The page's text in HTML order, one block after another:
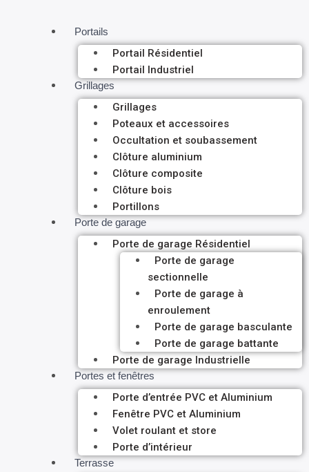
Portails
Portail Résidentiel
Portail Industriel
Grillages
Grillages
Poteaux et accessoires
Occultation et soubassement
Clôture aluminium
Clôture composite
Clôture bois
Portillons
Porte de garage
Porte de garage Résidentiel
Porte de garage
sectionnelle
Porte de garage à
enroulement
Porte de garage basculante
Porte de garage battante
Porte de garage Industrielle
Portes et fenêtres
Porte d’entrée PVC et Aluminium
Fenêtre PVC et Aluminium
Volet roulant et store
Porte d’intérieur
Terrasse